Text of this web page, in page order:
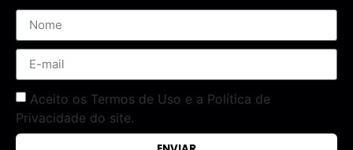
Aceito os Termos de Uso e a Política de
Privacidade do site.